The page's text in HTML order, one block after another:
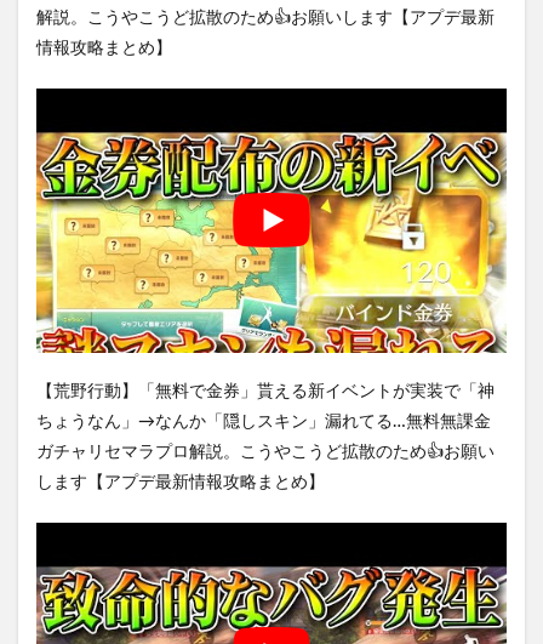
解説。こうやこうど拡散のため👍お願いします【アプデ最新
情報攻略まとめ】
【荒野行動】「無料で金券」貰える新イベントが実装で「神
ちょうなん」→なんか「隠しスキン」漏れてる…無料無課金
ガチャリセマラプロ解説。こうやこうど拡散のため👍お願い
します【アプデ最新情報攻略まとめ】